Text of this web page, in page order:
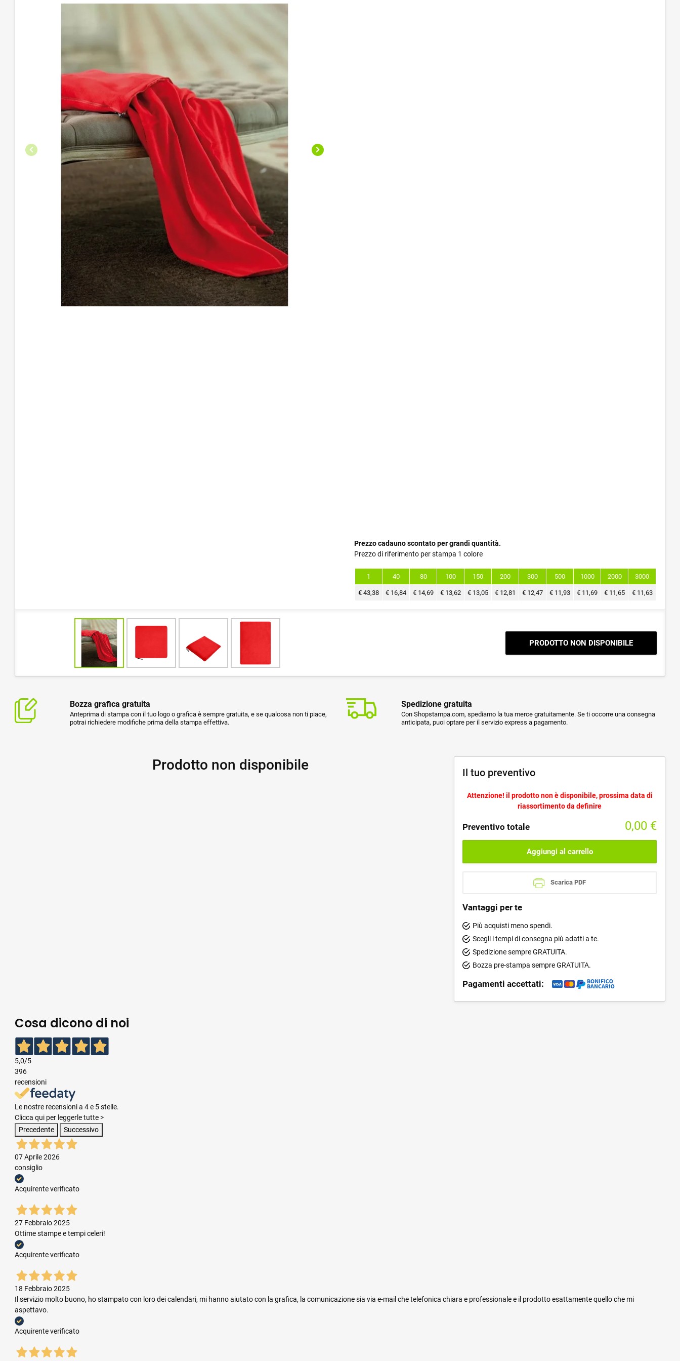
Prezzo cadauno scontato per grandi quantità.
Prezzo di riferimento per stampa 1 colore
1 40 80 100 150 200 300 500 1000 2000 3000
€ 43,38 € 16,84 € 14,69 € 13,62 € 13,05 € 12,81 € 12,47 € 11,93 € 11,69 € 11,65 € 11,63
PRODOTTO NON DISPONIBILE
Bozza grafica gratuita
Anteprima di stampa con il tuo logo o grafica è sempre gratuita, e se qualcosa non ti piace,
potrai richiedere modifiche prima della stampa effettiva.
Spedizione gratuita
Con Shopstampa.com, spediamo la tua merce gratuitamente. Se ti occorre una consegna
anticipata, puoi optare per il servizio express a pagamento.
Prodotto non disponibile Il tuo preventivo
Attenzione! il prodotto non è disponibile, prossima data di
riassortimento da definire
Preventivo totale 0,00 €
Aggiungi al carrello
Scarica PDF
Vantaggi per te
Più acquisti meno spendi.
Scegli i tempi di consegna più adatti a te.
Spedizione sempre GRATUITA.
Bozza pre-stampa sempre GRATUITA.
Pagamenti accettati:
Cosa dicono di noi
5,0/5
396
recensioni
Le nostre recensioni a 4 e 5 stelle.
Clicca qui per leggerle tutte >
Precedente
Successivo
07 Aprile 2026
consiglio
Acquirente verificato
27 Febbraio 2025
Ottime stampe e tempi celeri!
Acquirente verificato
18 Febbraio 2025
Il servizio molto buono, ho stampato con loro dei calendari, mi hanno aiutato con la grafica, la comunicazione sia via e-mail che telefonica chiara e professionale e il prodotto esattamente quello che mi
aspettavo.
Acquirente verificato